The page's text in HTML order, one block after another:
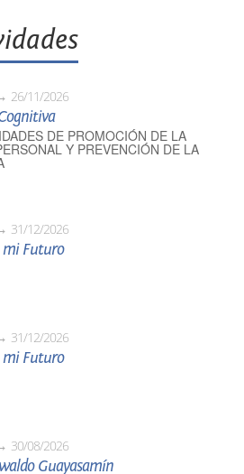
26/11/2026
DE PROMOCIÓN DE LA
Y PREVENCIÓN DE LA
31/12/2026
mi Futuro
31/12/2026
mi Futuro
30/08/2026
Guayasamín